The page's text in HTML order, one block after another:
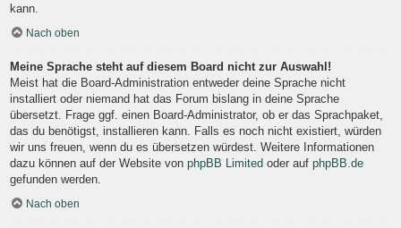
kann.
Nach oben
Meine Sprache steht auf diesem Board nicht zur Auswahl!
Meist hat die Board-Administration entweder deine Sprache nicht
installiert oder niemand hat das Forum bislang in deine Sprache
übersetzt. Frage ggf. einen Board-Administrator, ob er das Sprachpaket,
das du benötigst, installieren kann. Falls es noch nicht existiert, würden
wir uns freuen, wenn du es übersetzen würdest. Weitere Informationen
dazu können auf der Website von phpBB Limited oder auf phpBB.de
gefunden werden.
Nach oben